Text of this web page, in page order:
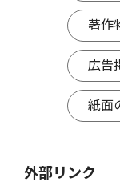
著作
広告
紙面
外部リンク